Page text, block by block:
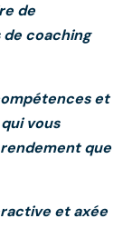
de
de coaching
et
vous
que
et axée